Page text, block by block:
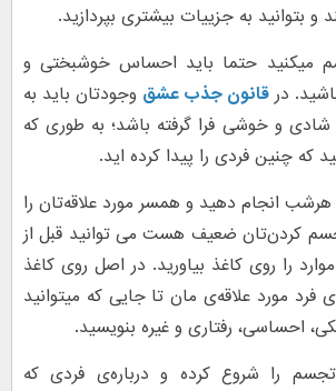
بتوانید به جزییات بیشتری بپردازید.
میکنید حتما باید احساس خوشبختی و
در قانون جذب عشق وجودتان باید به
شادی و خوشی فرا گرفته باشد؛ به طوری که
که چنین فردی را پیدا کرده اید.
هرشب انجام دهید و همسر مورد علاقه‌تان را
کردن‌تان ضعیف هست می توانید قبل از
را روی کاغذ بیاورید. در اصل روی کاغذ
فرد مورد علاقه‌ی‌ مان تا جایی که میتوانید
احساسی، رفتاری و غیره بنویسید.
را شروع کرده و درباره‌ی فردی که